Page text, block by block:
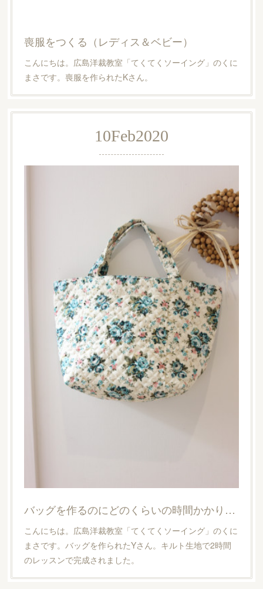
喪服をつくる（レディス＆ベビー）
こんにちは。広島洋裁教室「てくてくソーイング」のくに
まさです。喪服を作られたKさん。
10Feb2020
バッグを作るのにどのくらいの時間かかりますか？
こんにちは。広島洋裁教室「てくてくソーイング」のくに
まさです。バッグを作られたYさん。キルト生地で2時間
のレッスンで完成されました。